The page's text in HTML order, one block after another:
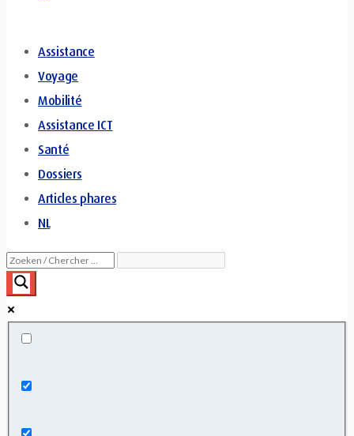
Assistance
Voyage
Mobilité
Assistance ICT
Santé
Dossiers
Articles phares
NL